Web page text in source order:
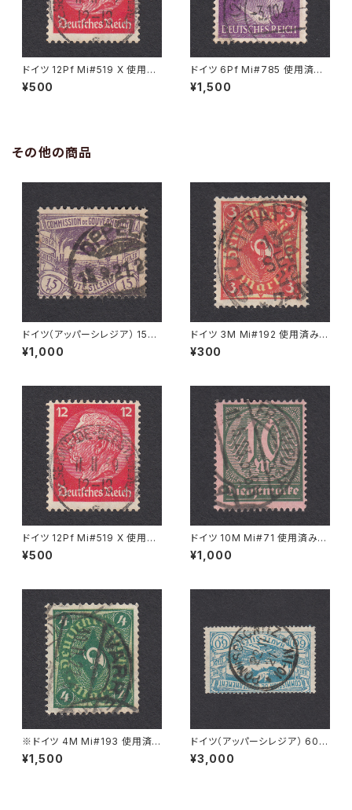
ドイツ 12Pf Mi#519 X 使用済
み切手｜WESERMÜNDE-GE
ESTEMÜNDE 11.11.1939
¥500
ドイツ 6Pf Mi#785 使用済み
切手｜LAGE 3.10.1944
¥1,500
その他の商品
ドイツ（アッパーシレジア） 15Pf
Mi#17 使用済み切手｜OPPEL
N 15.9.1921
¥1,000
ドイツ 3M Mi#192 使用済み切
手｜STUTTGART 13.SEP.19
22
¥300
ドイツ 12Pf Mi#519 X 使用済
み切手｜WESERMÜNDE-GE
ESTEMÜNDE 11.11.1939
¥500
ドイツ 10M Mi#71 使用済み切
手｜FRANKFURT 11.5.1923
¥1,000
※ドイツ 4M Mi#193 使用済
み切手｜VARREL 30.11.1922
¥1,500
ドイツ（アッパーシレジア） 60P
f Mi#23 使用済み切手｜PONI
SCHOWITZ 22.11.1921
¥3,000